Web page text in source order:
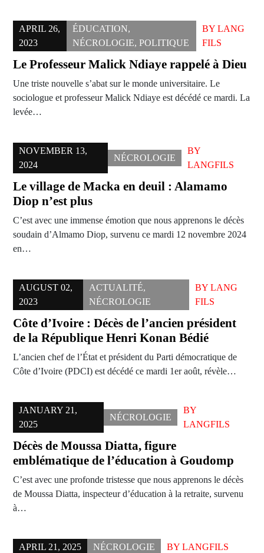
APRIL 26,
2023
ÉDUCATION,
NÉCROLOGIE, POLITIQUE
BYLANG
FILS
Le Professeur Malick Ndiaye rappelé à Dieu
Une triste nouvelle s’abat sur le monde universitaire. Le
sociologue et professeur Malick Ndiaye est décédé ce mardi. La
levée…
NOVEMBER 13,
2024
NÉCROLOGIE
BY
LANGFILS
Le village de Macka en deuil : Alamamo
Diop n’est plus
C’est avec une immense émotion que nous apprenons le décès
soudain d’Almamo Diop, survenu ce mardi 12 novembre 2024
en…
AUGUST 02,
2023
ACTUALITÉ,
NÉCROLOGIE
BY LANG
FILS
Côte d’Ivoire : Décès de l’ancien président
de la République Henri Konan Bédié
L’ancien chef de l’État et président du Parti démocratique de
Côte d’Ivoire (PDCI) est décédé ce mardi 1er août, révèle…
JANUARY 21,
2025
NÉCROLOGIE
BY
LANGFILS
Décès de Moussa Diatta, figure
emblématique de l’éducation à Goudomp
C’est avec une profonde tristesse que nous apprenons le décès
de Moussa Diatta, inspecteur d’éducation à la retraite, survenu
à…
APRIL 21, 2025 NÉCROLOGIE BY LANGFILS